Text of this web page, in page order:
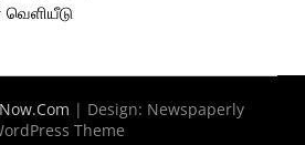
வெளியீடு
| Design: Newspaperly
Theme